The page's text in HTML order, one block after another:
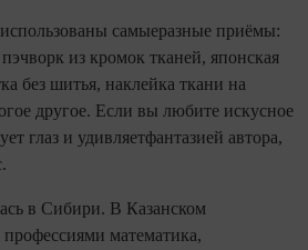
самыеразные приёмы:
из кромок тканей, японская
без шитья, наклейка ткани на
другое. Если вы любите искусное
глаз и удивляетфантазией автора,
в Сибири. В Казанском
профессиями математика,